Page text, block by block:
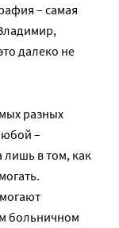
– самая
далеко не
разных
–
в том, как
больничном